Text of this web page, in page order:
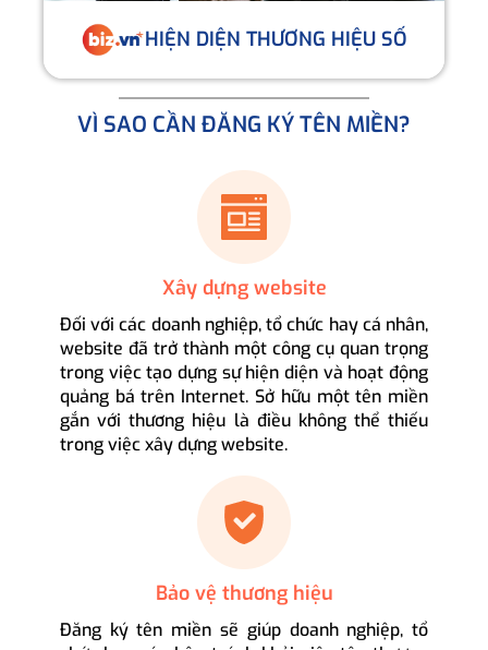
HIỆN DIỆN THƯƠNG HIỆU SỐ
VÌ SAO CẦN ĐĂNG KÝ TÊN MIỀN?
Xây dựng website
Đối với các doanh nghiệp, tổ chức hay cá nhân,
website đã trở thành một công cụ quan trọng
trong việc tạo dựng sự hiện diện và hoạt động
quảng bá trên Internet. Sở hữu một tên miền
gắn với thương hiệu là điều không thể thiếu
trong việc xây dựng website.
Bảo vệ thương hiệu
Đăng ký tên miền sẽ giúp doanh nghiệp, tổ